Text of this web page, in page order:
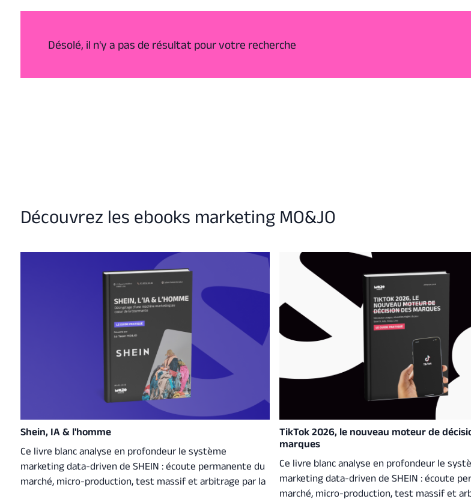
Désolé, il n'y a pas de résultat pour votre recherche
Découvrez les ebooks marketing MO&JO
Shein, IA & l'homme
Ce livre blanc analyse en profondeur le système
marketing data-driven de SHEIN : écoute permanente du
marché, micro-production, test massif et arbitrage par la
TikTok 2026, le nouveau moteur de
marques
Ce livre blanc analyse en profondeur le
marketing data-driven de SHEIN : écoute
marché, micro-production, test massif et